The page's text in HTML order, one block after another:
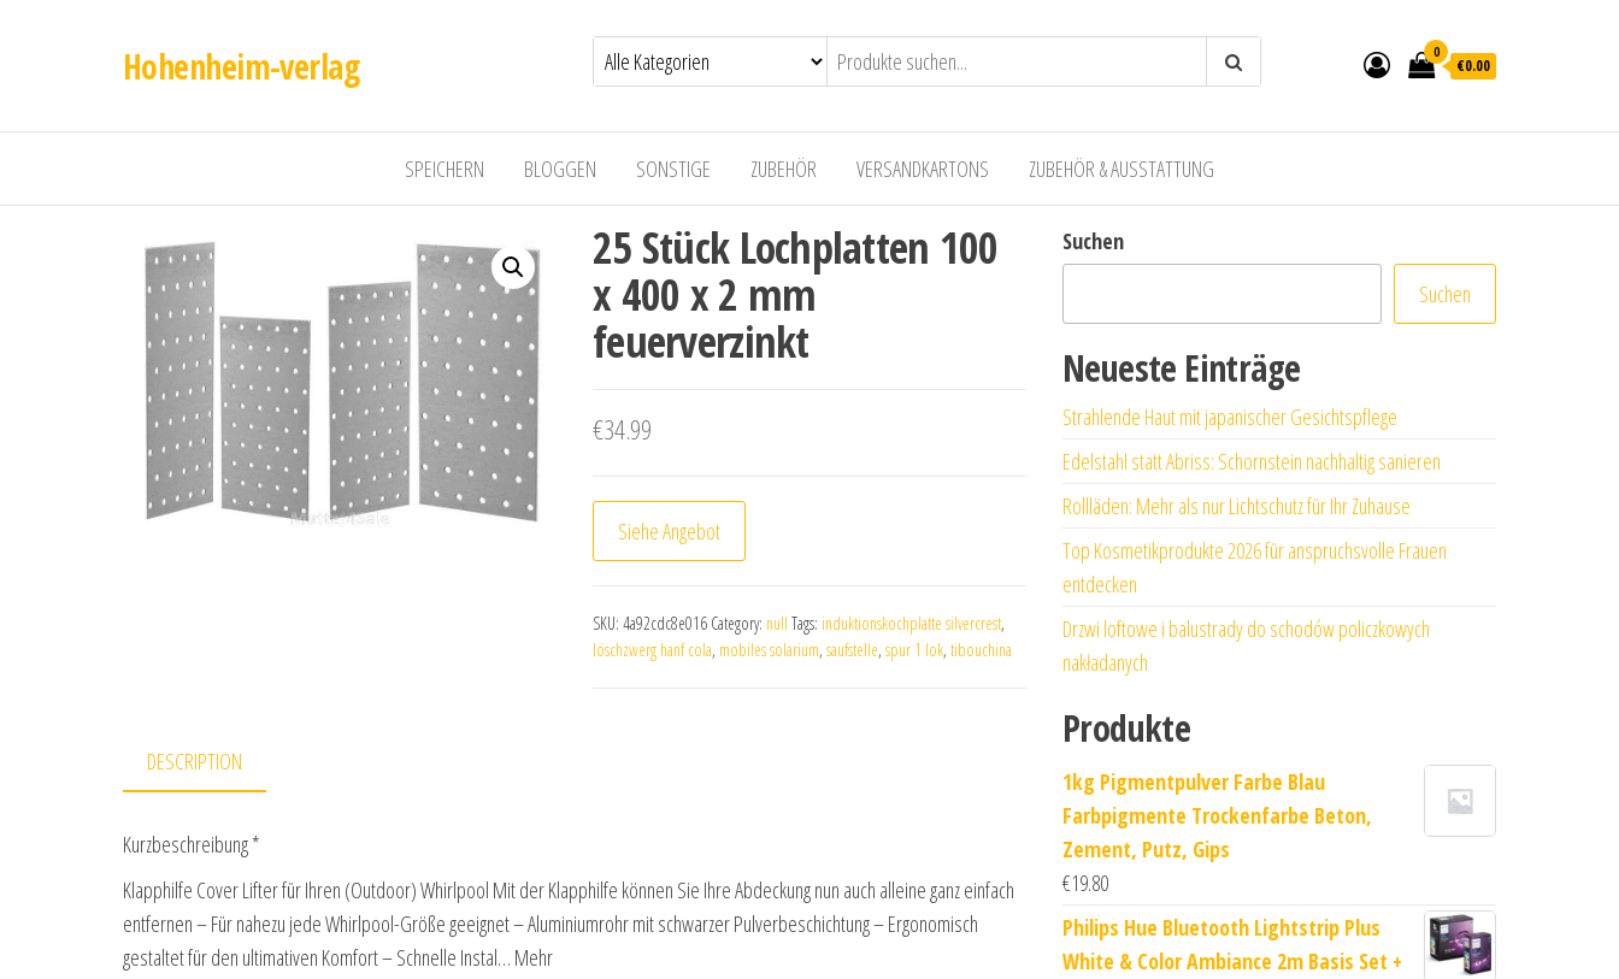
Hohenheim-verlag 0
€0.00
SPEICHERN BLOGGEN SONSTIGE ZUBEHÖR VERSANDKARTONS ZUBEHÖR & AUSSTATTUNG
25 Stück Lochplatten 100
x 400 x 2 mm
feuerverzinkt
€34.99
Siehe Angebot
SKU: 4a92cdc8e016 Category: null Tags: induktionskochplatte silvercrest,
löschzwerg hanf cola, mobiles solarium, saufstelle, spur 1 lok, tibouchina
DESCRIPTION
Kurzbeschreibung *
Klapphilfe Cover Lifter für Ihren (Outdoor) Whirlpool Mit der Klapphilfe können Sie Ihre Abdeckung nun auch alleine ganz einfach
entfernen – Für nahezu jede Whirlpool-Größe geeignet – Aluminiumrohr mit schwarzer Pulverbeschichtung – Ergonomisch
gestaltet für den ultimativen Komfort – Schnelle Instal… Mehr
Suchen
Suchen
Neueste Einträge
Strahlende Haut mit japanischer Gesichtspflege
Edelstahl statt Abriss: Schornstein nachhaltig sanieren
Rollläden: Mehr als nur Lichtschutz für Ihr Zuhause
Top Kosmetikprodukte 2026 für anspruchsvolle Frauen
entdecken
Drzwi loftowe i balustrady do schodów policzkowych
nakładanych
Produkte
1kg Pigmentpulver Farbe Blau
Farbpigmente Trockenfarbe Beton,
Zement, Putz, Gips
€19.80
Philips Hue Bluetooth Lightstrip Plus
White & Color Ambiance 2m Basis Set +